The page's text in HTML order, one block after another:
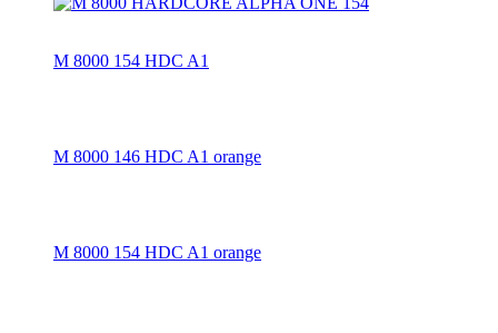
M 8000 154 HDC A1
M 8000 146 HDC A1 orange
M 8000 154 HDC A1 orange